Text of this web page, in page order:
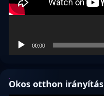
00:00
Okos otthon irányítás